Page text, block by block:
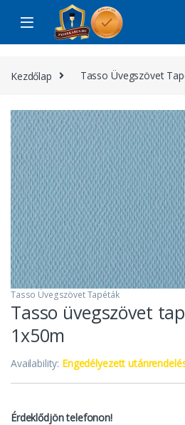
Skip to navigation
Skip to content
Kezdőlap Tasso Üvegszövet
Tasso Üvegszövet Tapéták
Tasso üvegszövet
1x50m
Availability: Engedélyezett
Érdeklődjön telefonon!